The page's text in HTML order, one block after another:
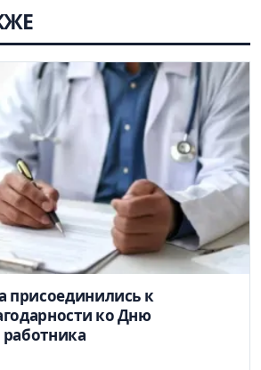
присоединились к
ко Дню